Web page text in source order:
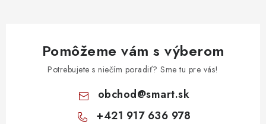
Pomôžeme vám s výberom
Potrebujete s niečím poradiť? Sme tu pre vás!
obchod@smart.sk
+421 917 636 978